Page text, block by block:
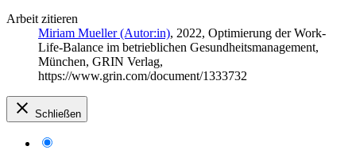
Arbeit zitieren
Miriam Mueller (Autor:in), 2022, Optimierung der Work-
Life-Balance im betrieblichen Gesundheitsmanagement,
München, GRIN Verlag,
https://www.grin.com/document/1333732
Schließen